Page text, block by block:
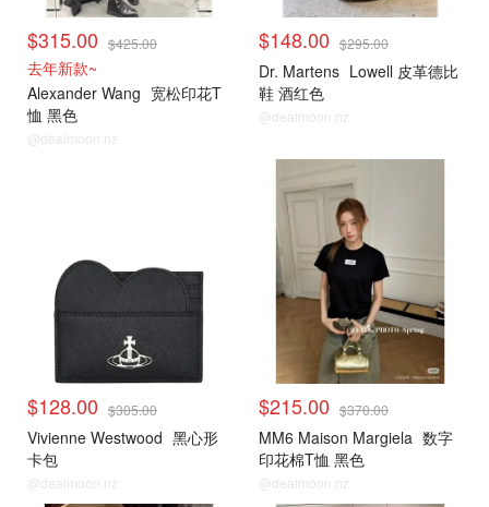
$315.00 $425.00
去年新款~
Alexander Wang 宽松印花T
恤 黑色
@dealmoon.nz
$148.00 $295.00
Dr. Martens Lowell 皮革德比
鞋 酒红色
@dealmoon.nz
$128.00 $305.00
Vivienne Westwood 黑心形
卡包
@dealmoon.nz
$215.00 $370.00
MM6 Maison Margiela 数字
印花棉T恤 黑色
@dealmoon.nz